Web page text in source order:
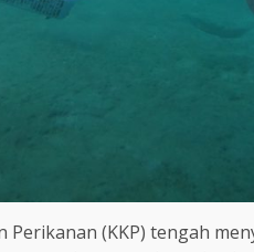
Perikanan (KKP) tengah